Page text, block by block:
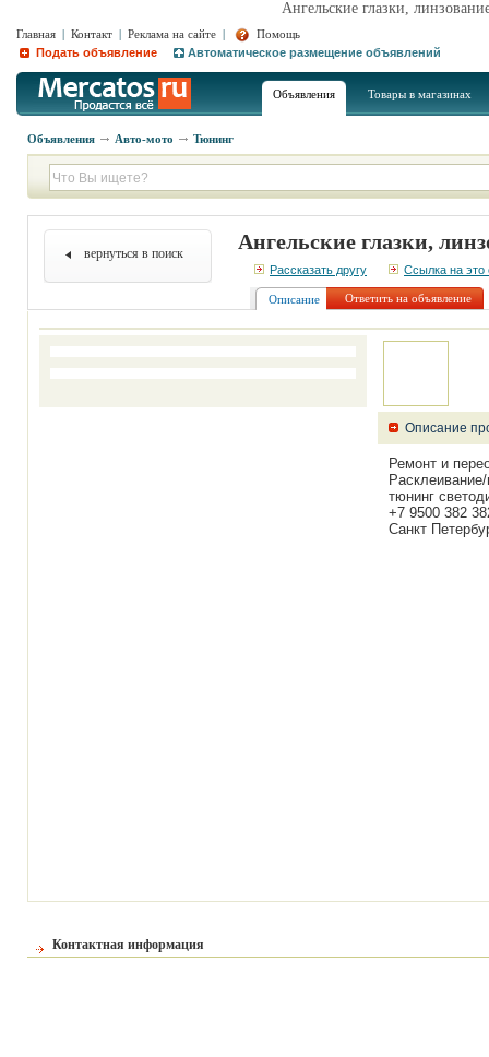
Ангельские глазки,
Главная | Контакт | Реклама на сайте |
Помощь
Подать объявление
Автоматическое размещение объявлений
Объявления Товары в магазинах
Объявления Авто-мото Тюнинг
вернуться в поиск Ангельские глазки,
Рассказать другу Ссылка на это
Описание Ответить на объявление
Описание
Ремонт и
тюнинг
+7 9500 382
Санкт
Контактная информация